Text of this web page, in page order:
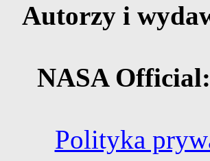
Autorzy i
NASA Official:
Polityka